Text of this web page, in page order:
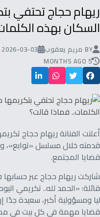
ريهام حجاج تحتفي
السكان بهذه
BY مريم يعقوب 2026-03-03 16:52:00
5 MONTHS AGO
أعلنت الفنانة ريهام حجاج
قدمته خلال مسلسل
قضايا المجتمع.
شاركت ريهام حجاج عبر
قائلة: «الحمد لله.. تكريمي
ليا ومسؤولية أكبر، سعيدة
قضايا مهمة في كل بيت في